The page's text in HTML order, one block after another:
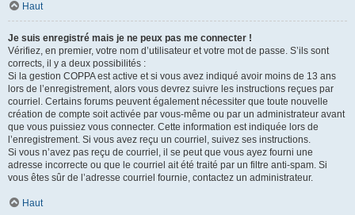
Haut
Je suis enregistré mais je ne peux pas me connecter !
Vérifiez, en premier, votre nom d’utilisateur et votre mot de passe. S’ils sont
corrects, il y a deux possibilités :
Si la gestion COPPA est active et si vous avez indiqué avoir moins de 13 ans
lors de l’enregistrement, alors vous devrez suivre les instructions reçues par
courriel. Certains forums peuvent également nécessiter que toute nouvelle
création de compte soit activée par vous-même ou par un administrateur avant
que vous puissiez vous connecter. Cette information est indiquée lors de
l’enregistrement. Si vous avez reçu un courriel, suivez ses instructions.
Si vous n’avez pas reçu de courriel, il se peut que vous ayez fourni une
adresse incorrecte ou que le courriel ait été traité par un filtre anti-spam. Si
vous êtes sûr de l’adresse courriel fournie, contactez un administrateur.
Haut